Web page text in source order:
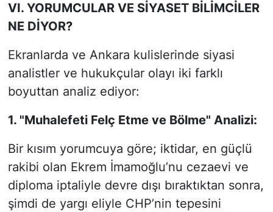
VI. YORUMCULAR VE SİYASET BİLİMCİLER
NE DİYOR?
Ekranlarda ve Ankara kulislerinde siyasi
analistler ve hukukçular olayı iki farklı
boyuttan analiz ediyor:
1. "Muhalefeti Felç Etme ve Bölme" Analizi:
Bir kısım yorumcuya göre; iktidar, en güçlü
rakibi olan Ekrem İmamoğlu’nu cezaevi ve
diploma iptaliyle devre dışı bıraktıktan sonra,
şimdi de yargı eliyle CHP’nin tepesini